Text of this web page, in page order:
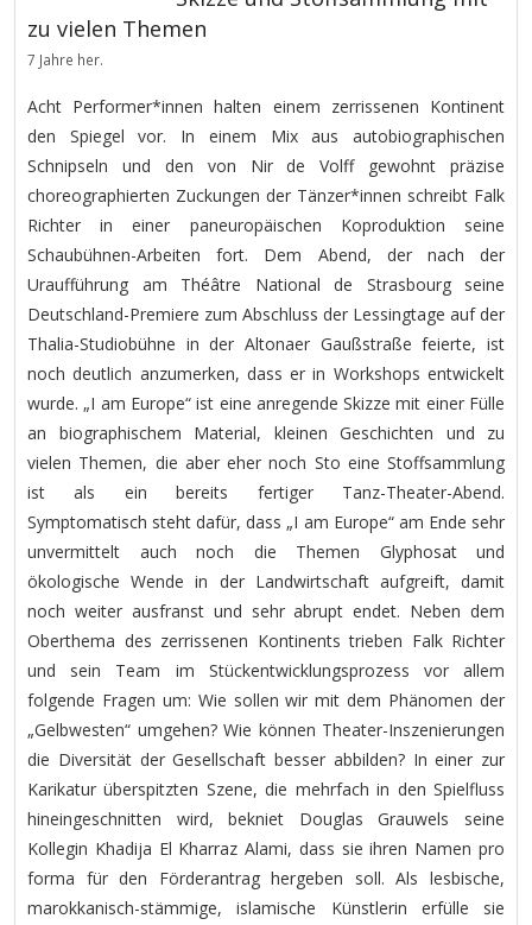
zu vielen Themen
7 Jahre her.
Acht Performer*innen halten einem zerrissenen Kontinent
den Spiegel vor. In einem Mix aus autobiographischen
Schnipseln und den von Nir de Volff gewohnt präzise
choreographierten Zuckungen der Tänzer*innen schreibt Falk
Richter in einer paneuropäischen Koproduktion seine
Schaubühnen-Arbeiten fort. Dem Abend, der nach der
Uraufführung am Théâtre National de Strasbourg seine
Deutschland-Premiere zum Abschluss der Lessingtage auf der
Thalia-Studiobühne in der Altonaer Gaußstraße feierte, ist
noch deutlich anzumerken, dass er in Workshops entwickelt
wurde. „I am Europe“ ist eine anregende Skizze mit einer Fülle
an biographischem Material, kleinen Geschichten und zu
vielen Themen, die aber eher noch Sto eine Stoffsammlung
ist als ein bereits fertiger Tanz-Theater-Abend.
Symptomatisch steht dafür, dass „I am Europe“ am Ende sehr
unvermittelt auch noch die Themen Glyphosat und
ökologische Wende in der Landwirtschaft aufgreift, damit
noch weiter ausfranst und sehr abrupt endet. Neben dem
Oberthema des zerrissenen Kontinents trieben Falk Richter
und sein Team im Stückentwicklungsprozess vor allem
folgende Fragen um: Wie sollen wir mit dem Phänomen der
„Gelbwesten“ umgehen? Wie können Theater-Inszenierungen
die Diversität der Gesellschaft besser abbilden? In einer zur
Karikatur überspitzten Szene, die mehrfach in den Spielfluss
hineingeschnitten wird, bekniet Douglas Grauwels seine
Kollegin Khadija El Kharraz Alami, dass sie ihren Namen pro
forma für den Förderantrag hergeben soll. Als lesbische,
marokkanisch-stämmige, islamische Künstlerin erfülle sie